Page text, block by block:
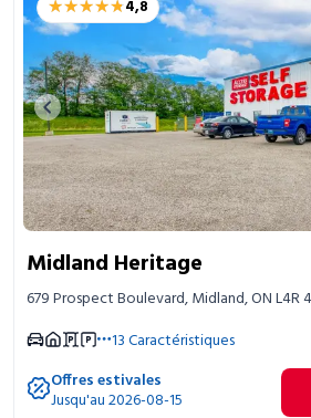
Entreposage mobile
Fournitures d’emballage
Mon compte / Payer
English
★★★★★
★★★★★4,8
Previous image
Midland Heritage
679 Prospect Boulevard, Midland, ON L4R
13Caractéristiques
Offres estivales
Jusqu'au 2026-08-15